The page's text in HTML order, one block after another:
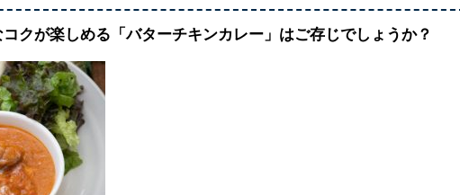
クが楽しめる「バターチキンカレー」はご存じでしょうか？